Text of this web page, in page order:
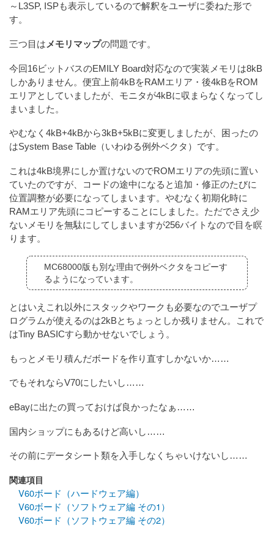
～L3SP, ISPも表示しているので解釈をユーザに委ねた形で
す。
三つ目は メモリマップの問題です。
今回16ビットバスのEMILY Board対応なので実装メモリは8kB
しかありません。便宜上前4kBをRAMエリア・後4kBをROM
エリアとしていましたが、モニタが4kBに収まらなくなってし
まいました。
やむなく4kB+4kBから3kB+5kBに変更しましたが、困ったの
はSystem Base Table（いわゆる例外ベクタ）です。
これは4kB境界にしか置けないのでROMエリアの先頭に置い
ていたのですが、コードの途中になると追加・修正のたびに
位置調整が必要になってしまいます。やむなく初期化時に
RAMエリア先頭にコピーすることにしました。ただでさえ少
ないメモリを無駄にしてしまいますが256バイトなので目を瞑
ります。
MC68000版も別な理由で例外ベクタをコピーす
るようになっています。
とはいえこれ以外にスタックやワークも必要なのでユーザプ
ログラムが使えるのは2kBとちょっとしか残りません。これで
はTiny BASICすら動かせないでしょう。
もっとメモリ積んだボードを作り直すしかないか……
でもそれならV70にしたいし……
eBayに出たの買っておけば良かったなぁ……
国内ショップにもあるけど高いし……
その前にデータシート類を入手しなくちゃいけないし……
関連項目
V60ボード（ハードウェア編）
V60ボード（ソフトウェア編 その1）
V60ボード（ソフトウェア編 その2）